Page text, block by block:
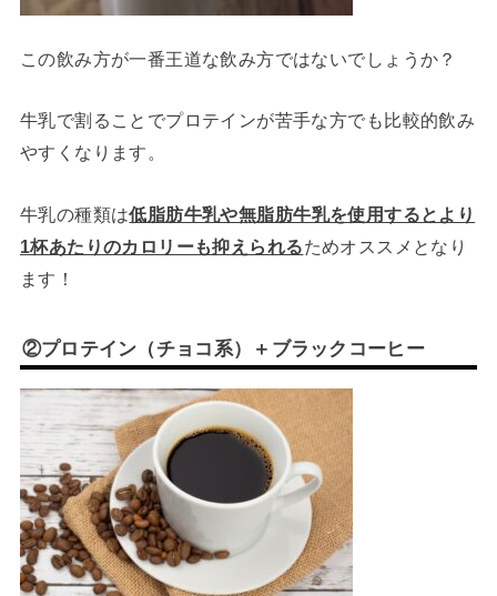
この飲み方が一番王道な飲み方ではないでしょうか？
牛乳で割ることでプロテインが苦手な方でも比較的飲み
やすくなります。
牛乳の種類は低脂肪牛乳や無脂肪牛乳を使用するとより
1杯あたりのカロリーも抑えられるためオススメとなり
ます！
②プロテイン（チョコ系）＋ブラックコーヒー